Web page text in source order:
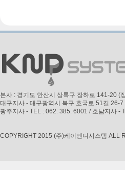
본사 : 경기도 안산시 상록구 장하로 141-20
대구지사 - 대구광역시 북구 호국로 51길 26-
광주지사 - TEL : 062. 385. 6001 / 호남지사 -
COPYRIGHT 2015 (주)케이엔디시스템 ALL